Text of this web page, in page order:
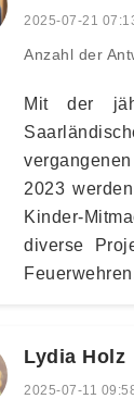
2025-07-21
Anzahl der
Mit der
2023
Kinder-
diverse
Lydia Holz
2025-07-11